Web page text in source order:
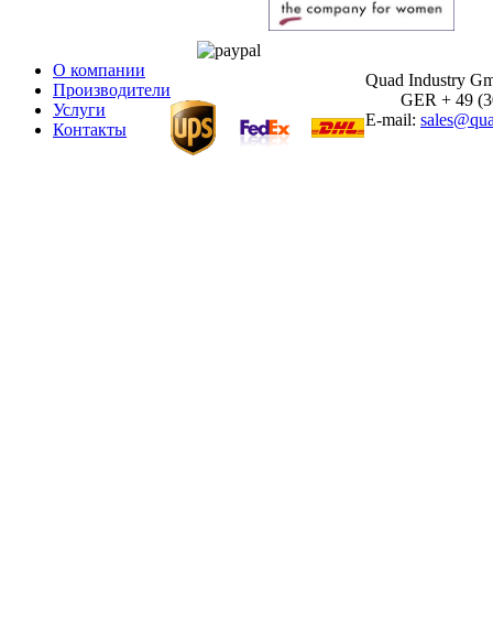
О компании
Производители
Услуги
Контакты
Quad Industry
GER + 49
E-mail: